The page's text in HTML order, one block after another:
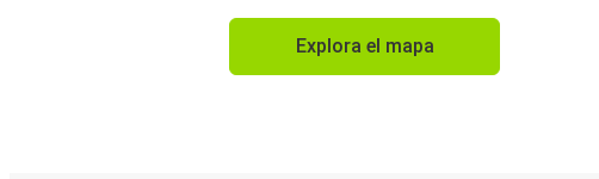
Explora el mapa